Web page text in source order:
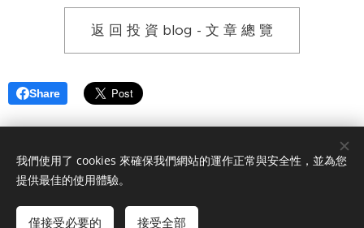
物車，到量販店一次
買滿整週食材的畫
變。
處置期間則由增長至
12 個營業日縮短為僅
「沒有錢」，而是兩
個人不知道該如何一
返 回 投 資 blog - 文 章 總 覽
Share
版權所有© 2025 永誠國際證券投資顧問股份有限公司 服務電話 0809-
金管會字號(113)年金管投顧新字第030號
我們使用了 cookies 來確保我們網站的運作正常與安全性，並為您
提供最佳的使用體驗。
僅接受必要的 接受全部